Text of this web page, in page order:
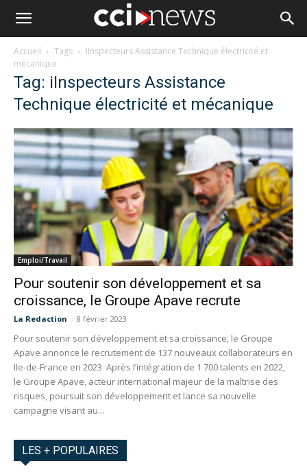
Accueil Tags
IInspecteurs Assistance Technique électricité et
mécanique
Tag: iInspecteurs Assistance
Technique électricité et mécanique
Emploi/Travail
Pour soutenir son développement et sa
croissance, le Groupe Apave recrute
La Redaction - 8 février 2023
Pour soutenir son développement et sa croissance, le Groupe
Apave annonce le recrutement de 137 nouveaux collaborateurs en
Ile-de-France en 2023 Après l’intégration de 1 700 talents en 2022,
le Groupe Apave, acteur international majeur de la maîtrise des
risques, poursuit son développement et lance sa nouvelle
campagne visant au...
LES + POPULAIRES